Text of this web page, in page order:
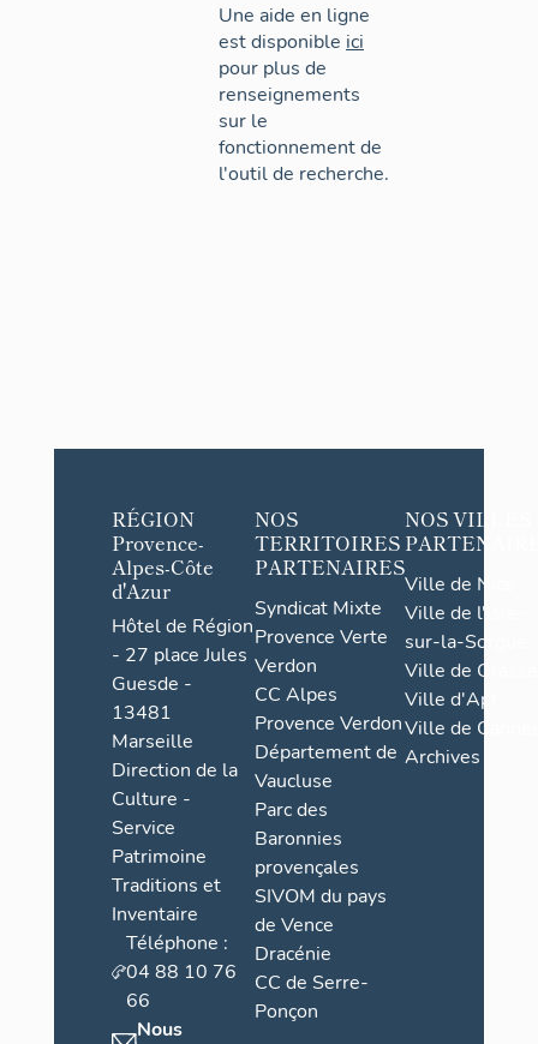
Une aide en ligne
est disponible ici
pour plus de
renseignements
sur le
fonctionnement de
l'outil de recherche.
RÉGION
Provence-
Alpes-Côte
d'Azur
Hôtel de Région
- 27 place Jules
Guesde -
13481
Marseille
Direction de la
Culture -
Service
Patrimoine
Traditions et
Inventaire
Téléphone :
04 88 10 76
66
Nous
NOS
TERRITOIRES
PARTENAIRES
Syndicat Mixte
Provence Verte
Verdon
CC Alpes
Provence Verdon
Département de
Vaucluse
Parc des
Baronnies
provençales
SIVOM du pays
de Vence
Dracénie
CC de Serre-
Ponçon
NOS VILLES
Ville de Nice
Ville de l'Isle-
sur-la-Sorgue
Ville de Grasse
Ville d'Apt
Ville de
Archives